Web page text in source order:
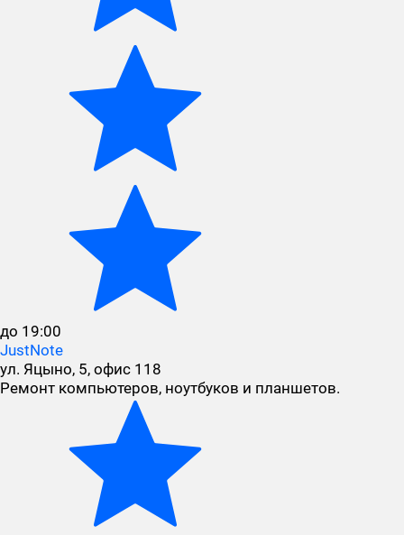
до 19:00
JustNote
ул. Яцыно, 5, офис 118
Ремонт компьютеров, ноутбуков и планшетов.